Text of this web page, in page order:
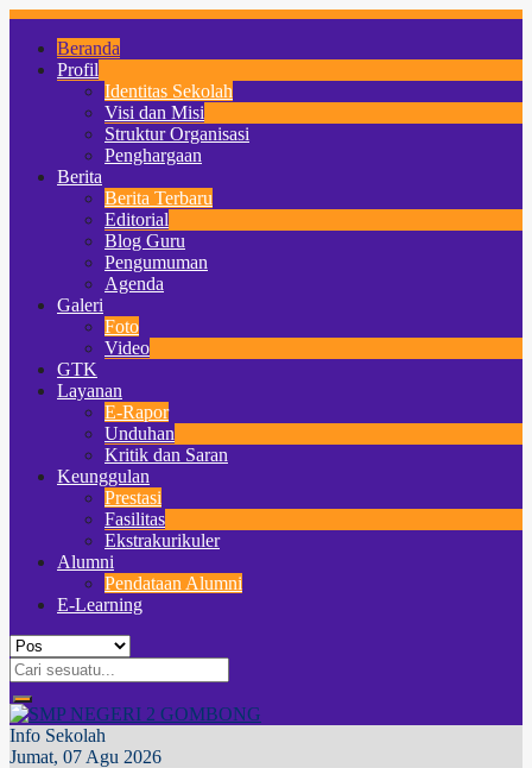
Beranda
Profil
Identitas Sekolah
Visi dan Misi
Struktur Organisasi
Penghargaan
Berita
Berita Terbaru
Editorial
Blog Guru
Pengumuman
Agenda
Galeri
Foto
Video
GTK
Layanan
E-Rapor
Unduhan
Kritik dan Saran
Keunggulan
Prestasi
Fasilitas
Ekstrakurikuler
Alumni
Pendataan Alumni
E-Learning
Info Sekolah
Jumat, 07 Agu 2026